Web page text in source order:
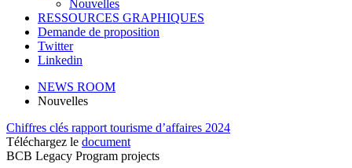
Nouvelles
RESSOURCES GRAPHIQUES
Demande de proposition
Twitter
Linkedin
NEWS ROOM
Nouvelles
Chiffres clés rapport tourisme d’affaires 2024
Téléchargez le document
BCB Legacy Program projects